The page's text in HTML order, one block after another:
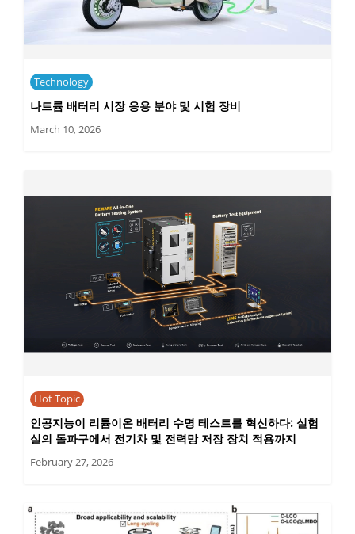
Technology
나트륨 배터리 시장 응용 분야 및 시험 장비
March 10, 2026
Hot Topic
인공지능이 리튬이온 배터리 수명 테스트를 혁신하다: 실험
실의 돌파구에서 전기차 및 전력망 저장 장치 적용까지
February 27, 2026